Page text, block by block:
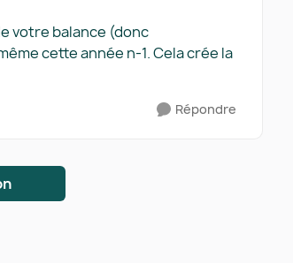
votre balance (donc
cette année n-1. Cela crée la
Répondre